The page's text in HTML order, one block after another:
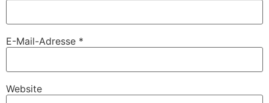
E-Mail-Adresse *
Website